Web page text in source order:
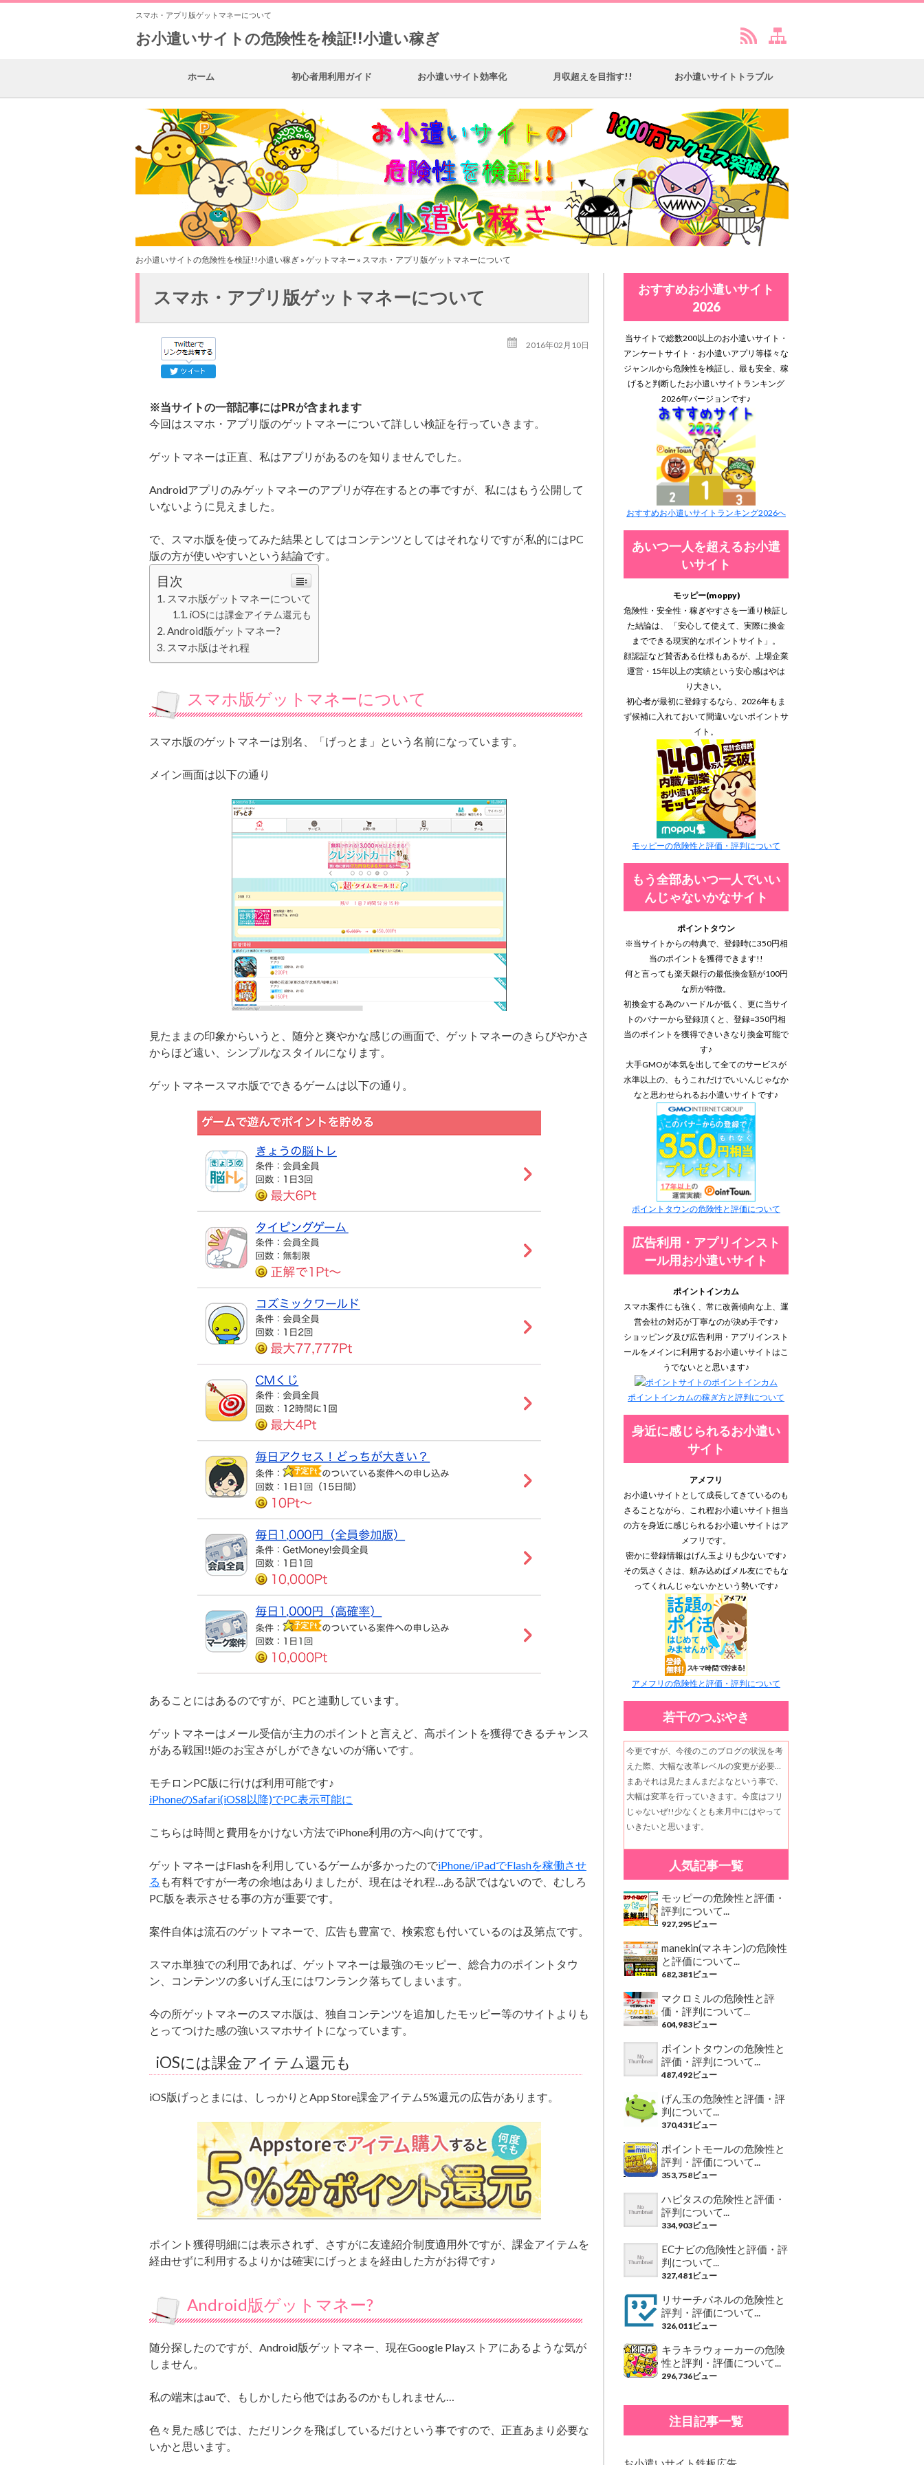
スマホ・アプリ版ゲットマネーについて
お小遣いサイトの危険性を検証!!小遣い稼ぎ
ホーム 初心者用利用ガイド お小遣いサイト効率化 月収超えを目指す!! お小遣いサイトトラブル
お小遣いサイトの危険性を検証!!小遣い稼ぎ » ゲットマネー » スマホ・アプリ版ゲットマネーについて
スマホ・アプリ版ゲットマネーについて
2016年02月10日
※当サイトの一部記事にはPRが含まれます
今回はスマホ・アプリ版のゲットマネーについて詳しい検証を行っていきます。
ゲットマネーは正直、私はアプリがあるのを知りませんでした。
Androidアプリのみゲットマネーのアプリが存在するとの事ですが、私にはもう公開して
いないように見えました。
で、スマホ版を使ってみた結果としてはコンテンツとしてはそれなりですが,私的にはPC
版の方が使いやすいという結論です。
目次
スマホ版ゲットマネーについて
iOSには課金アイテム還元も
Android版ゲットマネー?
スマホ版はそれ程
スマホ版ゲットマネーについて
スマホ版のゲットマネーは別名、「げっとま」という名前になっています。
メイン画面は以下の通り
見たままの印象からいうと、随分と爽やかな感じの画面で、ゲットマネーのきらびやかさ
からほど遠い、シンプルなスタイルになります。
ゲットマネースマホ版でできるゲームは以下の通り。
あることにはあるのですが、PCと連動しています。
ゲットマネーはメール受信が主力のポイントと言えど、高ポイントを獲得できるチャンス
がある戦国!!姫のお宝さがしができないのが痛いです。
モチロンPC版に行けば利用可能です♪
iPhoneのSafari(iOS8以降)でPC表示可能に
こちらは時間と費用をかけない方法でiPhone利用の方へ向けてです。
ゲットマネーはFlashを利用しているゲームが多かったのでiPhone/iPadでFlashを稼働させ
る も有料ですが一考の余地はありましたが、現在はそれ程…ある訳ではないので、むしろ
PC版を表示させる事の方が重要です。
案件自体は流石のゲットマネーで、広告も豊富で、検索窓も付いているのは及第点です。
スマホ単独での利用であれば、ゲットマネーは最強のモッピー、総合力のポイントタウ
ン、コンテンツの多いげん玉にはワンランク落ちてしまいます。
今の所ゲットマネーのスマホ版は、独自コンテンツを追加したモッピー等のサイトよりも
とってつけた感の強いスマホサイトになっています。
iOSには課金アイテム還元も
iOS版げっとまには、しっかりとApp Store課金アイテム5%還元の広告があります。
ポイント獲得明細には表示されず、さすがに友達紹介制度適用外ですが、課金アイテムを
経由せずに利用するよりかは確実にげっとまを経由した方がお得です♪
Android版ゲットマネー?
随分探したのですが、Android版ゲットマネー、現在Google Playストアにあるような気が
しません。
私の端末はauで、もしかしたら他ではあるのかもしれません…
色々見た感じでは、ただリンクを飛ばしているだけという事ですので、正直あまり必要な
いかと思います。
おすすめお小遣いサイト
2026
当サイトで総数200以上のお小遣いサイト・
アンケートサイト・お小遣いアプリ等様々な
ジャンルから危険性を検証し、最も安全、稼
げると判断したお小遣いサイトランキング
2026年バージョンです♪
おすすめお小遣いサイトランキング2026へ
あいつ一人を超えるお小遣
いサイト
モッピー(moppy)
危険性・安全性・稼ぎやすさを一通り検証し
た結論は、 「安心して使えて、実際に換金
までできる現実的なポイントサイト」。
顔認証など賛否ある仕様もあるが、上場企業
運営・15年以上の実績という安心感はやは
り大きい。
初心者が最初に登録するなら、2026年もま
ず候補に入れておいて間違いないポイントサ
イト。
モッピーの危険性と評価・評判について
もう全部あいつ一人でいい
んじゃないかなサイト
ポイントタウン
※当サイトからの特典で、登録時に350円相
当のポイントを獲得できます!!
何と言っても楽天銀行の最低換金額が100円
な所が特徴。
初換金する為のハードルが低く、更に当サイ
トのバナーから登録頂くと、登録=350円相
当のポイントを獲得できいきなり換金可能で
す♪
大手GMOが本気を出して全てのサービスが
水準以上の、もうこれだけでいいんじゃなか
なと思わせられるお小遣いサイトです♪
ポイントタウンの危険性と評価について
広告利用・アプリインスト
ール用お小遣いサイト
ポイントインカム
スマホ案件にも強く、常に改善傾向な上、運
営会社の対応が丁寧なのが決め手です♪
ショッピング及び広告利用・アプリインスト
ールをメインに利用するお小遣いサイトはこ
うでないとと思います♪
ポイントインカムの稼ぎ方と評判について
身近に感じられるお小遣い
サイト
アメフリ
お小遣いサイトとして成長してきているのも
さることながら、これ程お小遣いサイト担当
の方を身近に感じられるお小遣いサイトはア
メフリです。
密かに登録情報はげん玉よりも少ないです♪
その気さくさは、頼み込めばメル友にでもな
ってくれんじゃないかという勢いです♪
アメフリの危険性と評価・評判について
若干のつぶやき
今更ですが、今後のこのブログの状況を考
えた際、大幅な改革レベルの変更が必要…
まあそれは見たまんまだよなという事で、
大幅は変革を行っていきます。今度はフリ
じゃないぜ!!少なくとも来月中にはやって
いきたいと思います。
人気記事一覧
モッピーの危険性と評価・
評判について...
927,295ビュー
manekin(マネキン)の危険性
と評価について...
682,381ビュー
マクロミルの危険性と評
価・評判について...
604,983ビュー
ポイントタウンの危険性と
評価・評判について...
487,492ビュー
げん玉の危険性と評価・評
判について...
370,431ビュー
ポイントモールの危険性と
評判・評価について...
353,758ビュー
ハピタスの危険性と評価・
評判について...
334,903ビュー
ECナビの危険性と評価・評
判について...
327,481ビュー
リサーチパネルの危険性と
評判・評価について...
326,011ビュー
キラキラウォーカーの危険
性と評判・評価について...
296,736ビュー
注目記事一覧